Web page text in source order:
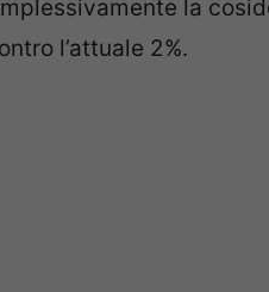
la
l’attuale 2%.